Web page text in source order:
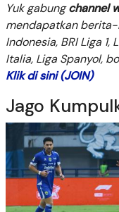
Yuk gabungchannel
mendapatkan
Indonesia, BRI Liga 1,
Italia, Liga Spanyol,
Klik di sini (JOIN)
Jago